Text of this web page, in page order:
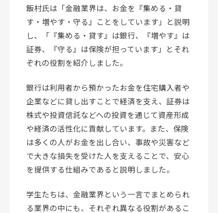
飯村氏は「金融業界は、お金を『集める・貸
す・増やす・守る』ことをしています」と説明
し、「『集める・貸す』は銀行、『増やす』は
証券、『守る』は保険が担っています」とそれ
ぞれの役割を紹介しました。
銀行は利用者から預かったお金を住宅購入者や
企業などに貸し出すことで経済を支え、証券は
株式や投資信託などへの投資を通じて資産形成
や経済の活性化に貢献しています。また、保険
は多くの人がお金を出し合い、事故や災害など
で大きな損失を受けた人を支えることで、安心
を提供する仕組みであると説明しました。
学生たちは、金融業界という一言でまとめられ
る業界の中にも、それぞれ異なる役割があるこ